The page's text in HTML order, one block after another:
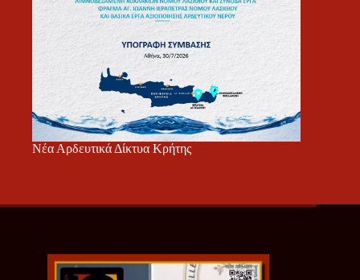
Νέα Αρδευτικά Δίκτυα Κρήτης